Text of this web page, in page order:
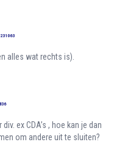
231063
alles wat rechts is).
ex CDA’s , hoe kan je dan
om andere uit te sluiten?